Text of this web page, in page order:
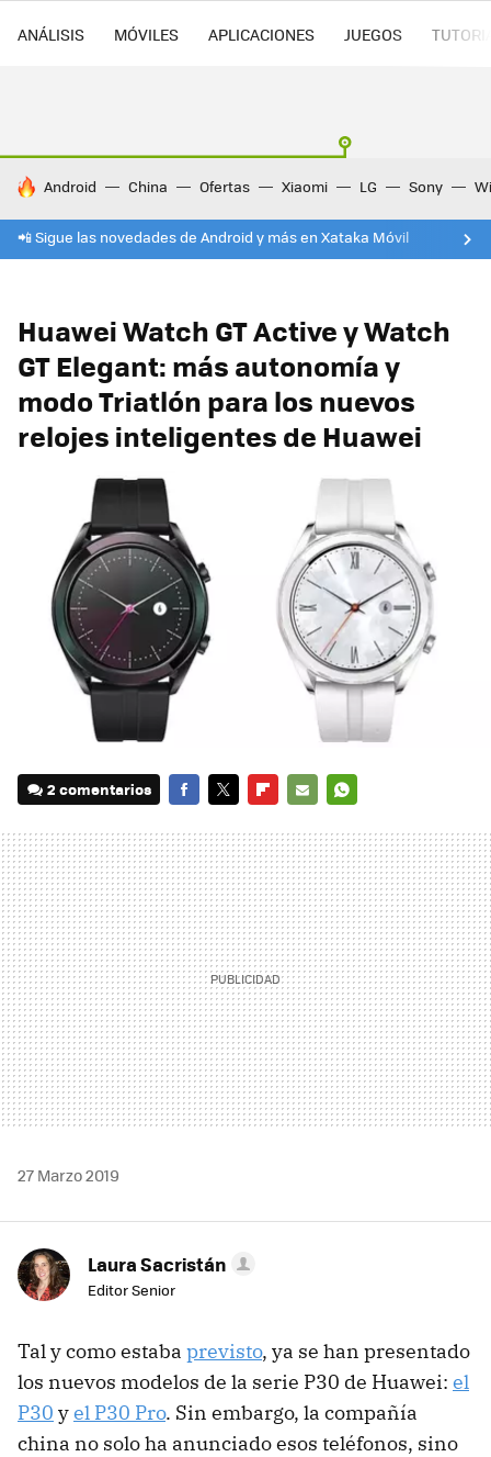
ANÁLISIS MÓVILES APLICACIONES JUEGOS
HOY SE HABLA DE
Android China Ofertas Xiaomi LG Sony
📲 Sigue las novedades de Android y más en Xataka Móvil
Huawei Watch GT Active y Watch
GT Elegant: más autonomía y
modo Triatlón para los nuevos
relojes inteligentes de Huawei
2 comentarios
MAIL
27 Marzo 2019
Laura Sacristán
Editor Senior
Tal y como estaba previsto, ya se han presentado
los nuevos modelos de la serie P30 de Huawei: el
P30 yel P30 Pro. Sin embargo, la compañía
china no solo ha anunciado esos teléfonos, sino